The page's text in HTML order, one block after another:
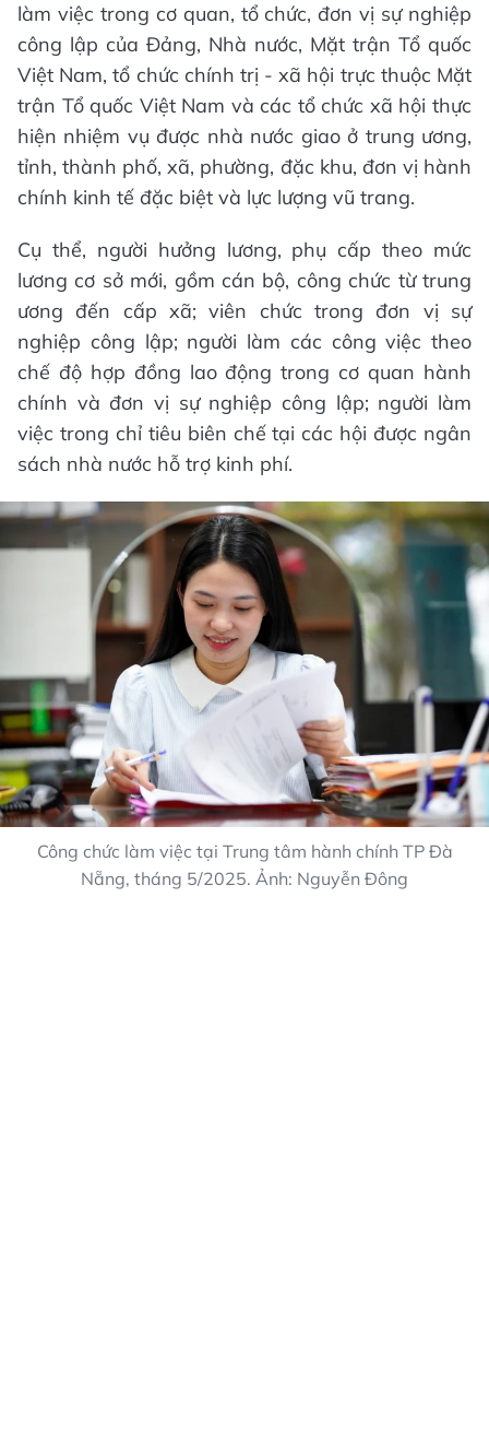
làm việc trong cơ quan, tổ chức, đơn vị sự nghiệp
công lập của Đảng, Nhà nước, Mặt trận Tổ quốc
Việt Nam, tổ chức chính trị - xã hội trực thuộc Mặt
trận Tổ quốc Việt Nam và các tổ chức xã hội thực
hiện nhiệm vụ được nhà nước giao ở trung ương,
tỉnh, thành phố, xã, phường, đặc khu, đơn vị hành
chính kinh tế đặc biệt và lực lượng vũ trang.
Cụ thể, người hưởng lương, phụ cấp theo mức
lương cơ sở mới, gồm cán bộ, công chức từ trung
ương đến cấp xã; viên chức trong đơn vị sự
nghiệp công lập; người làm các công việc theo
chế độ hợp đồng lao động trong cơ quan hành
chính và đơn vị sự nghiệp công lập; người làm
việc trong chỉ tiêu biên chế tại các hội được ngân
sách nhà nước hỗ trợ kinh phí.
Công chức làm việc tại Trung tâm hành chính TP Đà
Nẵng, tháng 5/2025. Ảnh: Nguyễn Đông